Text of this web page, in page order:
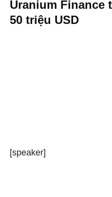
Uranium Finance
50 triệu USD
[speaker]